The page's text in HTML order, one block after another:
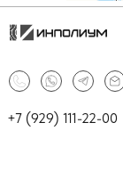
+7 (929) 111-22-00